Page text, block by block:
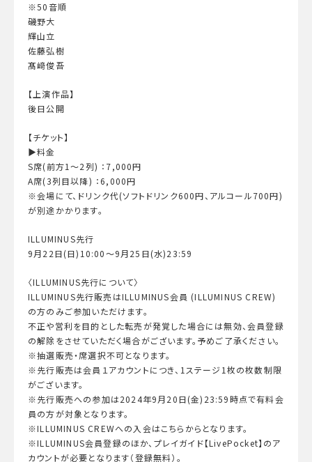
※50音順
磯野大
輝山立
佐藤弘樹
髙﨑俊吾
【上演作品】
後日公開
【チケット】
▶︎料金
S席(前方1～2列) ：7,000円
A席(3列目以降) ：6,000円
※会場にて、ドリンク代(ソフトドリンク600円、アルコール700円)
が別途かかります。
ILLUMINUS先行
9月22日(日)10:00〜9月25日(水)23:59
〈ILLUMINUS先行について〉
ILLUMINUS先行販売はILLUMINUS会員 (ILLUMINUS CREW)
の方のみご参加いただけます。
不正や営利を目的とした転売が発覚した場合には無効、会員登録
の解除をさせていただく場合がございます。予めご了承ください。
※抽選販売・席選択不可となります。
※先行販売は会員１アカウントにつき、1ステージ1枚の枚数制限
がございます。
※先行販売への参加は2024年9月20日(金)23:59時点で有料会
員の方が対象となります。
※ILLUMINUS CREWへの入会はこちらからとなります。
※ILLUMINUS会員登録のほか、プレイガイド【LivePocket】のア
カウントが必要となります（登録無料）。